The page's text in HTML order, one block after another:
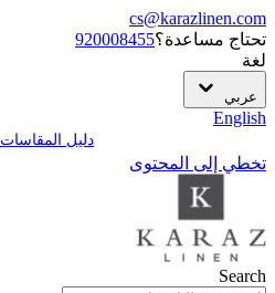
cs@karazlinen.com
تحتاج مساعدة؟920008455
لغة
عربي
English
دليل المقاسات
تخطي إلى المحتوى
Search